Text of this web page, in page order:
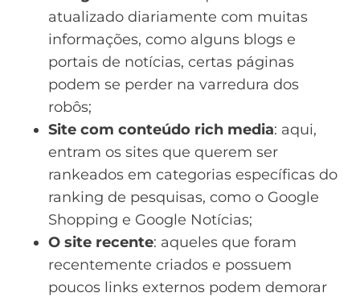
atualizado diariamente com muitas
informações, como alguns blogs e
portais de notícias, certas páginas
podem se perder na varredura dos
robôs;
Site com conteúdo rich media: aqui,
entram os sites que querem ser
rankeados em categorias específicas do
ranking de pesquisas, como o Google
Shopping e Google Notícias;
O site recente: aqueles que foram
recentemente criados e possuem
poucos links externos podem demorar